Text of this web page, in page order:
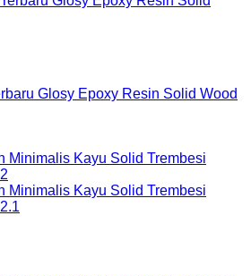
Glosy Epoxy Resin Solid Wood